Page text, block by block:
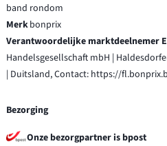
band rondom
Merkbonprix
Verantwoordelijke marktdeelnemer
Handelsgesellschaft mbH |
| Duitsland, Contact: https://
Bezorging
Onze bezorgpartner is bpost